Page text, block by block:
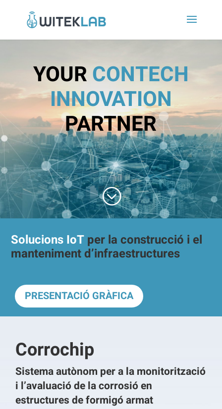
YOURCONTECH
INNOVATION
PARTNER
;
Solucions IoT per la construcció i el
manteniment d’infraestructures
PRESENTACIÓ GRÀFICA
Corrochip
Sistema autònom per a la monitorització
i l’avaluació de la corrosió en
estructures de formigó armat